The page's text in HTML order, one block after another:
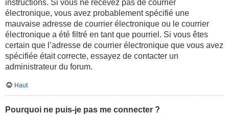
instructions. Si vous ne recevez pas de courrier
électronique, vous avez probablement spécifié une
mauvaise adresse de courrier électronique ou le courrier
électronique a été filtré en tant que pourriel. Si vous êtes
certain que l’adresse de courrier électronique que vous avez
spécifiée était correcte, essayez de contacter un
administrateur du forum.
Haut
Pourquoi ne puis-je pas me connecter ?